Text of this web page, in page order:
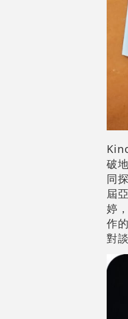
破
同
屆
婷
作
對